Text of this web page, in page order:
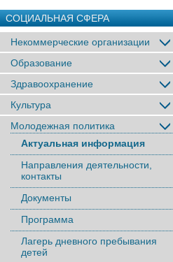
СОЦИАЛЬНАЯ СФЕРА
Некоммерческие организации
Образование
Здравоохранение
Культура
Молодежная политика
Актуальная информация
Направления деятельности,
контакты
Документы
Программа
Лагерь дневного пребывания
детей